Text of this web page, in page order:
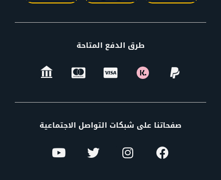
طرق الدفع المتاحة
صفحاتنا على شبكات التواصل الاجتماعية